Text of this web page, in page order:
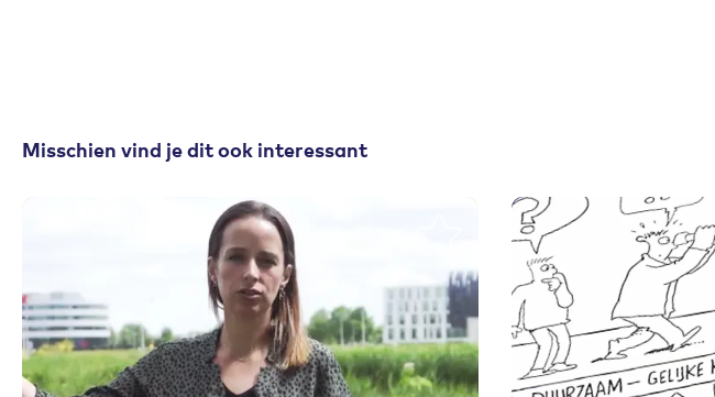
Misschien vind je dit ook interessant